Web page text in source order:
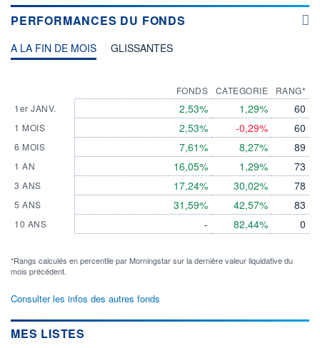
PERFORMANCES DU FONDS
A LA FIN DE MOIS GLISSANTES
1er JANV.
1 MOIS
6 MOIS
1 AN
3 ANS
5 ANS
10 ANS
FONDS
2,53%
2,53%
7,61%
16,05%
17,24%
31,59%
-
CATEGORIE
1,29%
-0,29%
8,27%
1,29%
30,02%
42,57%
82,44%
RANG*
60
60
89
73
78
83
0
*Rangs calculés en percentile par Morningstar sur la dernière valeur liquidative du
mois précédent.
Consulter les infos des autres fonds
MES LISTES